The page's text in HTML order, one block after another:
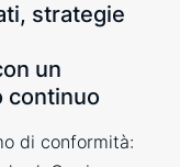
strategie
un
continuo
di conformità: